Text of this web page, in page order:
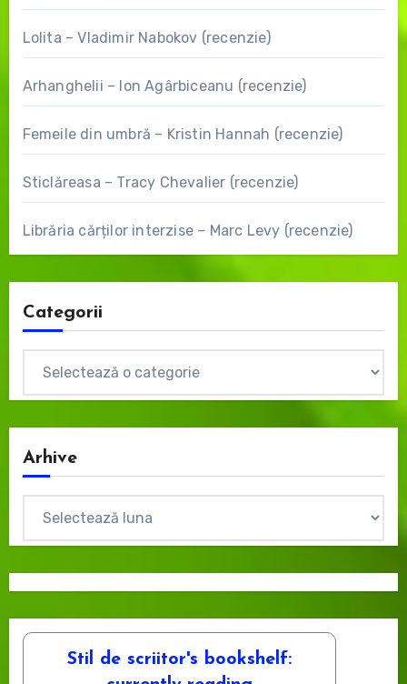
Lolita – Vladimir Nabokov (recenzie)
Arhanghelii – Ion Agârbiceanu (recenzie)
Femeile din umbră – Kristin Hannah (recenzie)
Sticlăreasa – Tracy Chevalier (recenzie)
Librăria cărților interzise – Marc Levy (recenzie)
Categorii
Arhive
Stil de scriitor's bookshelf: